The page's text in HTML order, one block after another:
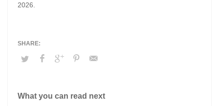
2026.
What you can read next